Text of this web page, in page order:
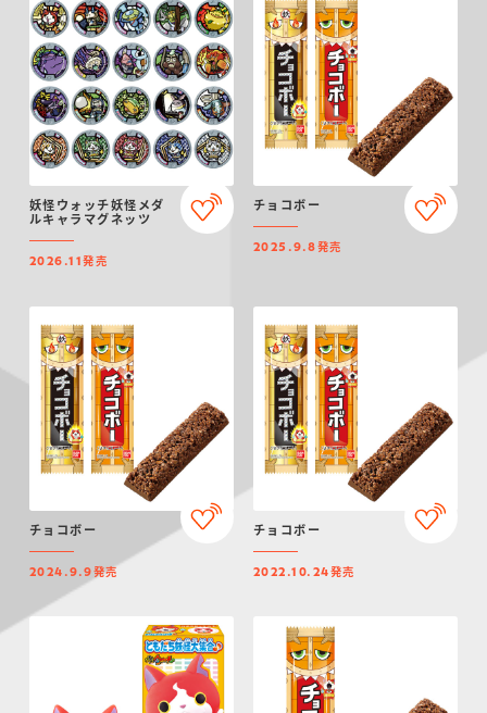
妖怪ウォッチ妖怪メダ
ルキャラマグネッツ
2026.11発売
チョコボー
2025.9.8発売
チョコボー
2024.9.9発売
チョコボー
2022.10.24発売